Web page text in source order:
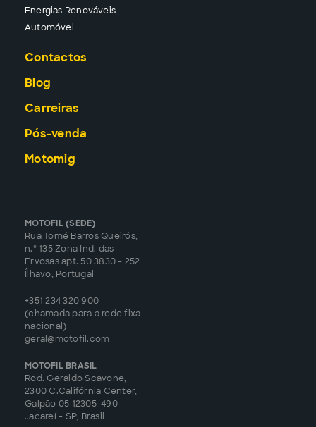
Energias Renováveis
Automóvel
Contactos
Blog
Carreiras
Pós-venda
Motomig
MOTOFIL (SEDE)
Rua Tomé Barros Queirós,
n.º 135 Zona Ind. das
Ervosas apt. 50 3830 - 252
Ílhavo, Portugal
+351 234 320 900
(chamada para a rede fixa
nacional)
geral@motofil.com
MOTOFIL BRASIL
Rod. Geraldo Scavone,
2300 C.Califórnia Center,
Galpão 05 12305-490
Jacareí - SP, Brasil